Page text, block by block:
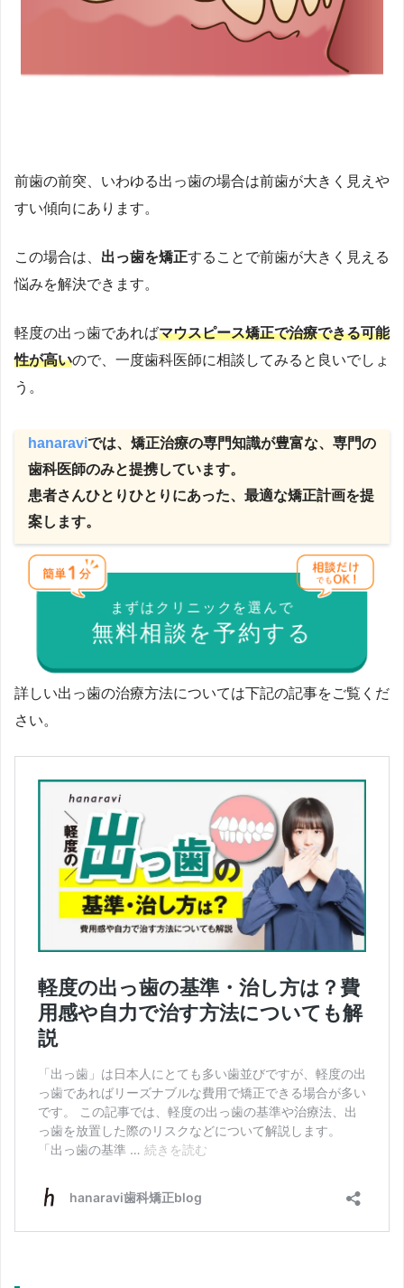
前歯の前突、いわゆる出っ歯の場合は前歯が大きく見えや
すい傾向にあります。
この場合は、 出っ歯を矯正することで前歯が大きく見える
悩みを解決できます。
軽度の出っ歯であればマウスピース矯正で治療できる可能
性が高いので、一度歯科医師に相談してみると良いでしょ
う。
hanaraviでは、矯正治療の専門知識が豊富な、専門の
歯科医師のみと提携しています。
患者さんひとりひとりにあった、最適な矯正計画を提
案します。
まずはクリニックを選んで
無料相談を予約する
詳しい出っ歯の治療方法については下記の記事をご覧くだ
さい。